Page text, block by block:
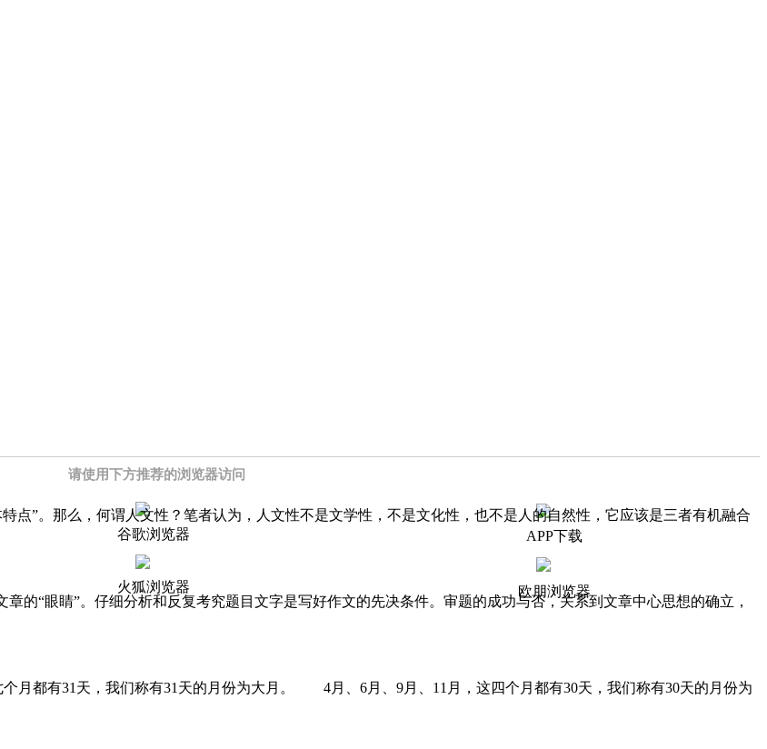
请使用下方推荐的浏览器访问
谷歌浏览器 APP下载
火狐浏览器 欧朋浏览器
点”。那么，何谓人文性？笔者认为，人文性不是文学性，不是文化性，也不是人的自然性，它应该是三者有机融合
的“眼睛”。仔细分析和反复考究题目文字是写好作文的先决条件。审题的成功与否，关系到文章中心思想的确立，
都有31天，我们称有31天的月份为大月。 4月、6月、9月、11月，这四个月都有30天，我们称有30天的月份为